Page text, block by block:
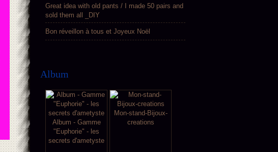
Great idea with old pants / I made 50 pairs and
sold them all _DIY
Bon réveillon à tous et Joyeux Noël
Album
Album - Gamme
"Euphorie" - les
secrets d'ametyste
Mon-stand-Bijoux-
creations